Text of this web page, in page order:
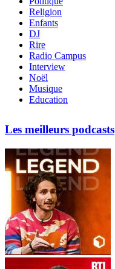
Religion
Enfants
DJ
Rire
Radio Campus
Interview
Noël
Musique
Education
Les meilleurs podcasts